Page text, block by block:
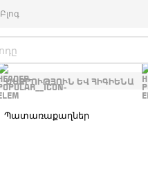
Բլոգ
ՄԱՔՐՈՒԹՅՈՒՆ ԵՎ ՀԻԳԻԵՆԱ
Պատառաքաղներ